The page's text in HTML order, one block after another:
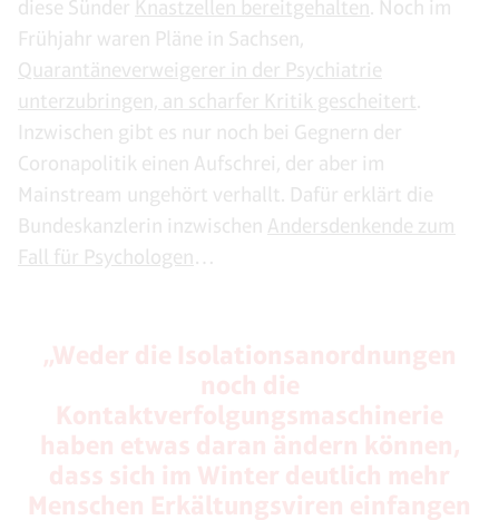
diese Sünder Knastzellen bereitgehalten . Noch im
Frühjahr waren Pläne in Sachsen,
Quarantäneverweigerer in der Psychiatrie
unterzubringen, an scharfer Kritik gescheitert
Inzwischen gibt es nur noch bei Gegnern der
Coronapolitik einen Aufschrei, der aber im
Mainstream ungehört verhallt. Dafür erklärt die
Bundeskanzlerin inzwischen Andersdenkende zum
Fall für Psychologen …